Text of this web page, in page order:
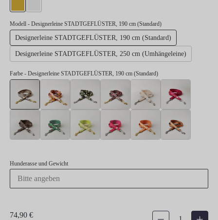
Modell - Designerleine STADTGEFLÜSTER, 190 cm (Standard)
Designerleine STADTGEFLÜSTER, 190 cm (Standard)
Designerleine STADTGEFLÜSTER, 250 cm (Umhängeleine)
Farbe - Designerleine STADTGEFLÜSTER, 190 cm (Standard)
Hunderasse und Gewicht
74,90 € Produkt Anzahl: Gib den